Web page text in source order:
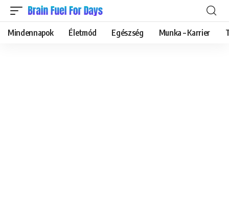
Mindennapok Életmód Egészség Munka – Karrier